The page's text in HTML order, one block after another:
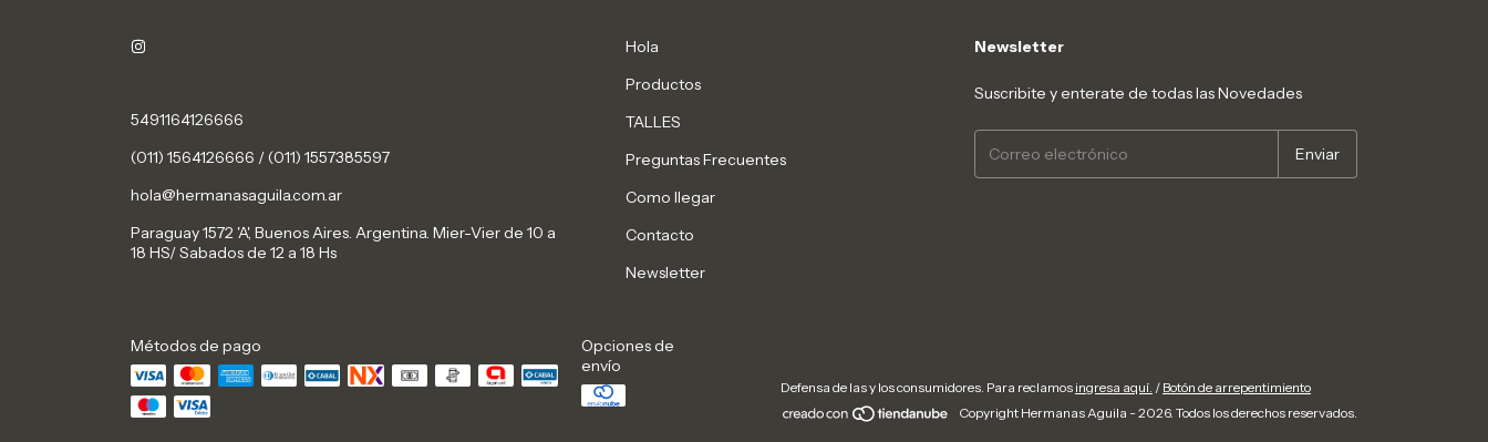
5491164126666
(011) 1564126666 / (011) 1557385597
hola@hermanasaguila.com.ar
Paraguay 1572 'A', Buenos Aires. Argentina. Mier-Vier de 10 a
18 HS/ Sabados de 12 a 18 Hs
Hola
Productos
TALLES
Preguntas Frecuentes
Como llegar
Contacto
Newsletter
Newsletter
Suscribite y enterate de todas las Novedades
Métodos de pago
Opciones de
envío
Defensa de las y los consumidores. Para reclamos ingresa aquí. / Botón de arrepentimiento
Copyright Hermanas Aguila - 2026. Todos los derechos reservados.